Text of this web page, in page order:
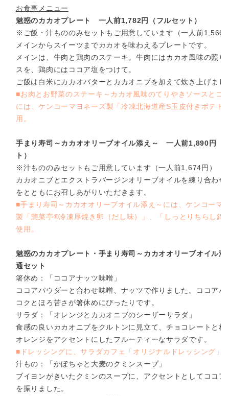
お食事メニュー
魅惑のカカオプレート 一人前1,782円（フルセット）
※ご飯・汁もののみセットもご用意しています（一人前1,566
メインからスイーツまでカカオを味わえるプレートです。
メインは、牛肉と鶏肉のステーキ。牛肉にはカカオ風味の照り
スを、鶏肉にはココア塩をつけて。
ご飯は白米にカカオバターとカカオニブを加えて炊き上げまし
■お肉とお野菜のステーキ～カカオ風味のてりやきソースとコ
には、ケンコーマヨネーズ製「冷凍北海道産S玉皮付きポテト
用。
手まり寿司～カカオオリーブオイル添え～ 一人前1,890円（
ト）
※汁もののみセットもご用意しています（一人前1,674円）
カカオニブとエクストラバージンオリーブオイルを練り合わせ
をとともにお召しあがりいただきます。
■手まり寿司～カカオオリーブオイル添え～には、ケンコーマ
製「惣菜亭®冷凍厚焼き卵（だし味）」、「しっとりちらし錦
使用。
魅惑のカカオプレート・手まり寿司～カカオオリーブオイル
通セット
箸休め：「ココアナッツ味噌」
ココアパウダーと合わせ味噌、ナッツで作りました。ココアパ
コクとほろ苦さが箸休めにぴったりです。
サラダ：「オレンジとカカオニブのシーザーサラダ」
食感の良いカカオニブをクルトンに見立て、チョコレートと相
オレンジをアクセントにしたフルーティーなサラダです。
■ドレッシングに、サラダカフェ「オリジナルドレッシング」
汁もの：「かぼちゃと大麦のクミンスープ」
ブイヨンがきいたクミンのスープに、アクセントとしてココア
を振りました。